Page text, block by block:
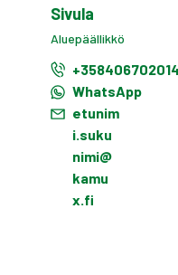
Sivula
Aluepäällikkö
WhatsApp
etunim
i.suku
nimi@
kamu
x.fi